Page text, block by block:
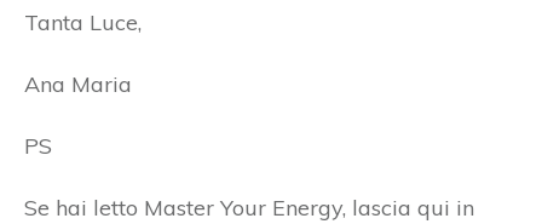
Tanta Luce,
Ana Maria
PS
Se hai letto Master Your Energy, lascia qui in